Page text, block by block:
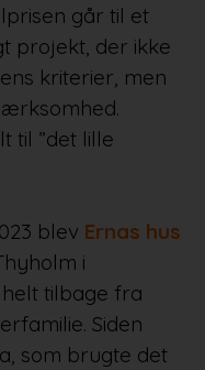
går til et
projekt, der ikke
kriterier, men
til ”det lille
blev Ernas hus
i
tilbage fra
Siden
som brugte det